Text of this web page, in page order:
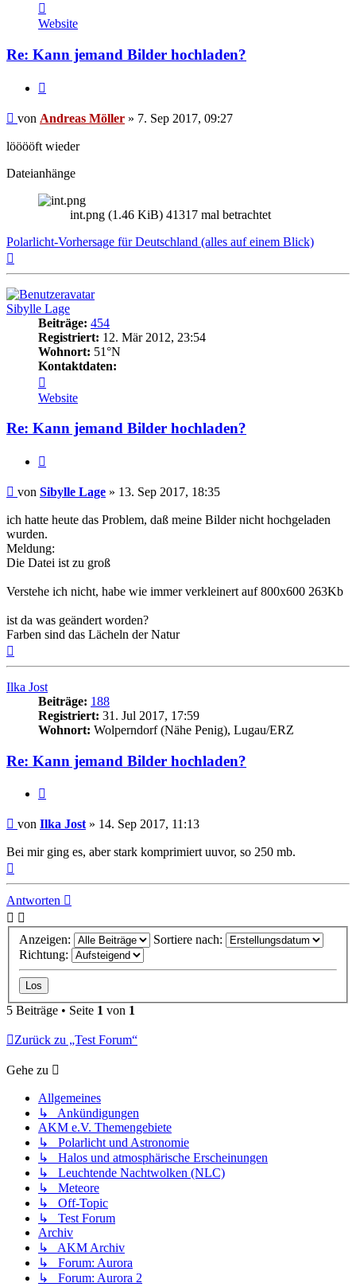
von
Andreas
Möller
Website
Re: Kann jemand Bilder hochladen?
Beitrag
von Andreas Möller » 7. Sep 2017, 09:27
lööööft wieder
Dateianhänge
int.png (1.46 KiB) 41317 mal betrachtet
Polarlicht-Vorhersage für Deutschland (alles auf einem Blick)
Sibylle Lage
Beiträge: 454
Registriert: 12. Mär 2012, 23:54
Wohnort: 51°N
Kontaktdaten:
von
Sibylle
Website
Re: Kann jemand Bilder hochladen?
Beitrag
von Sibylle Lage » 13. Sep 2017, 18:35
ich hatte heute das Problem, daß meine Bilder nicht hochgeladen
wurden.
Meldung:
Die Datei ist zu groß
Verstehe ich nicht, habe wie immer verkleinert auf 800x600 263Kb
ist da was geändert worden?
Farben sind das Lächeln der Natur
Ilka Jost
Beiträge: 188
Registriert: 31. Jul 2017, 17:59
Wohnort: Wolperndorf (Nähe Penig), Lugau/ERZ
Re: Kann jemand Bilder hochladen?
Beitrag
von Ilka Jost» 14. Sep 2017, 11:13
Bei mir ging es, aber stark komprimiert uuvor, so 250 mb.
oben
Antworten
Anzeigen:
Sortiere nach:
Richtung:
5 Beiträge • Seite 1 von 1
Zurück zu „Test Forum“
Gehe zu
Allgemeines
↳ Ankündigungen
AKM e.V. Themengebiete
↳ Polarlicht und Astronomie
↳ Halos und atmosphärische Erscheinungen
↳ Leuchtende Nachtwolken (NLC)
↳ Meteore
↳ Off-Topic
↳ Test Forum
Archiv
↳ AKM Archiv
↳ Forum: Aurora
↳ Forum: Aurora 2